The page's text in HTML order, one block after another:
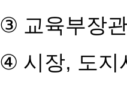
③ 교육부장
④ 시장, 도지